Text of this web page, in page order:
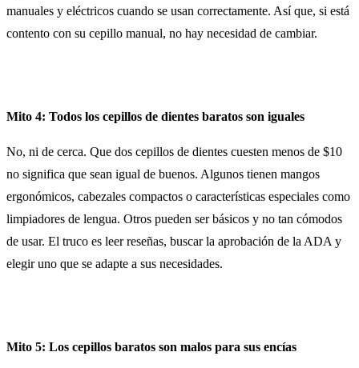
manuales y eléctricos cuando se usan correctamente. Así que, si está
contento con su cepillo manual, no hay necesidad de cambiar.
Mito 4: Todos los cepillos de dientes baratos son iguales
No, ni de cerca. Que dos cepillos de dientes cuesten menos de $10
no significa que sean igual de buenos. Algunos tienen mangos
ergonómicos, cabezales compactos o características especiales como
limpiadores de lengua. Otros pueden ser básicos y no tan cómodos
de usar. El truco es leer reseñas, buscar la aprobación de la ADA y
elegir uno que se adapte a sus necesidades.
Mito 5: Los cepillos baratos son malos para sus encías